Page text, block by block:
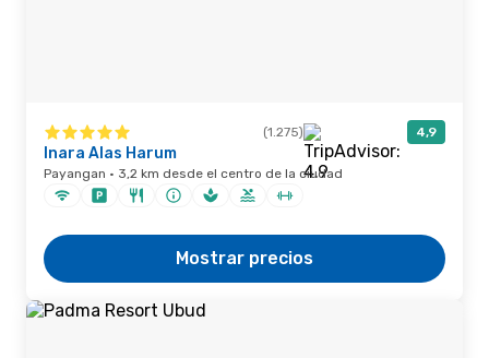
(1.275) 4,9
Inara Alas Harum
Payangan · 3,2 km desde el centro de la ciudad
Mostrar precios